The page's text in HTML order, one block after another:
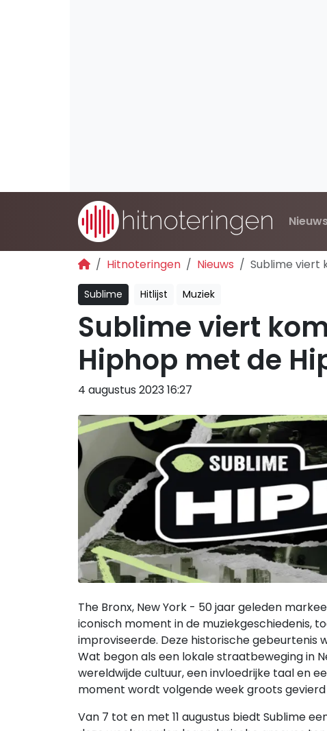
Nieuws
Hitnoteringen Nieuws Sublime viert
Sublime Hitlijst Muziek
Sublime viert
Hiphop met de
4 augustus 2023 16:27
The Bronx, New York - 50 jaar geleden
iconisch moment in de muziekgeschiedenis,
improviseerde. Deze historische gebeurtenis
Wat begon als een lokale straatbeweging in
wereldwijde cultuur, een invloedrijke taal en
moment wordt volgende week groots gevierd
Van 7 tot en met 11 augustus biedt Sublime